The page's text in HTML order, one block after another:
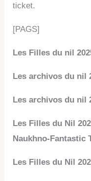
ticket.
[PAGS]
Les Filles du nil
Les archivos du nil
Les archivos du nil
Les Filles du Nil
Naukhno-Fantastic
Les Filles du Nil